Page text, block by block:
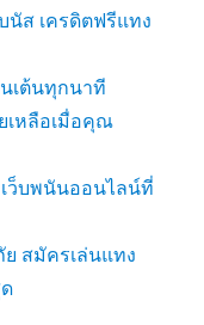
ส เครดิตฟรีแทง
เต้นทุกนาที
เหลือเมื่อคุณ
เว็บพนันออนไลน์ที่
สมัครเล่นแทง